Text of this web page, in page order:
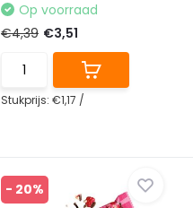
Op voorraad
€4,39 €3,51
Stukprijs: €1,17 /
- 20%